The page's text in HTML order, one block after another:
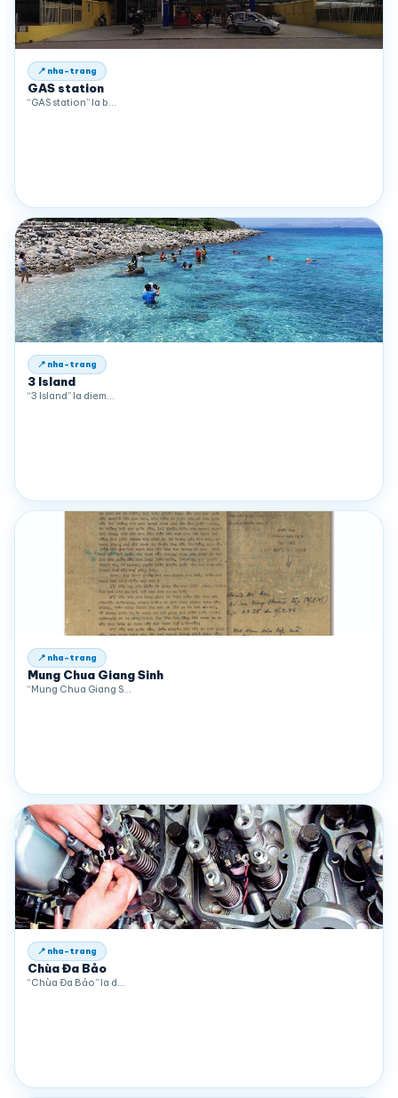
📍 nha-trang
GAS station
“GAS station” la b…
📍 nha-trang
3 Island
“3 Island” la diem…
📍 nha-trang
Mung Chua Giang Sinh
“Mung Chua Giang S…
📍 nha-trang
Chùa Đa Bảo
“Chùa Đa Bảo” la d…